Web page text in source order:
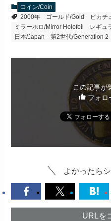
コイン/Coin
2000年
ゴールド/Gold
ピカチ
ミラーホロ/Mirror Holofoil
レギュ
日本/Japan
第2世代/Generation 2
この記事が
フォロ
よかったら
URLを